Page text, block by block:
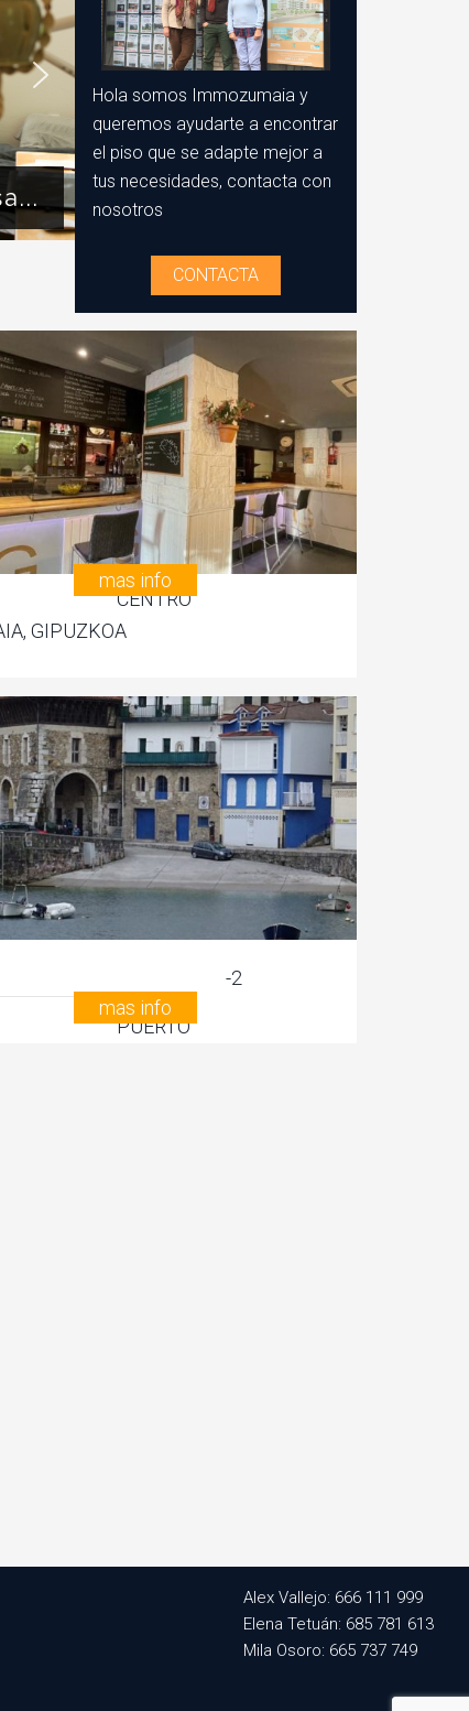
Hola somos Immozumaia y
queremos ayudarte a encontrar
el piso que se adapte mejor a
tus necesidades, contacta con
nosotros
CONTACTA
CENTRO
GIPUZKOA
mas info
-2
PUERTO
mas info
Alex Vallejo: 666 111 999
Elena Tetuán: 685 781 613
Mila Osoro: 665 737 749